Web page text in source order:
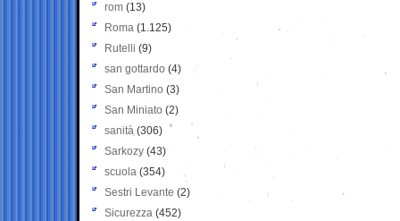
rom (13)
Roma (1.125)
Rutelli (9)
san gottardo (4)
San Martino (3)
San Miniato (2)
sanità (306)
Sarkozy (43)
scuola (354)
Sestri Levante (2)
Sicurezza (452)